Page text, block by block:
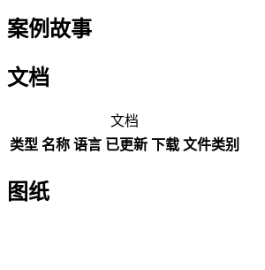
案例故事
文档
文档
类型 名称 语言 已更新 下载 文件类别
图纸